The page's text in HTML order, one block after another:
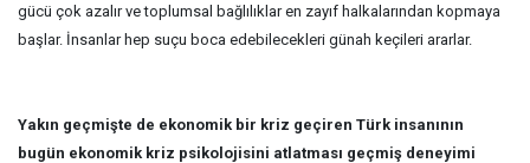
gücü çok azalır ve toplumsal bağlılıklar en zayıf halkalarından kopmaya
başlar. İnsanlar hep suçu boca edebilecekleri günah keçileri ararlar.
Yakın geçmişte de ekonomik bir kriz geçiren Türk insanının
bugün ekonomik kriz psikolojisini atlatması geçmiş deneyimi